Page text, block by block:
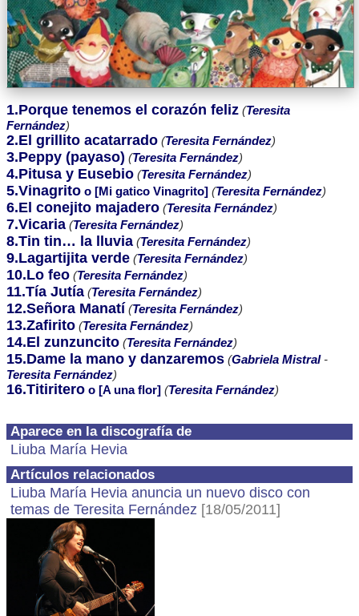
Aparece en la discografía de
Liuba María Hevia
Artículos relacionados
Liuba María Hevia anuncia un nuevo disco con
temas de Teresita Fernández [18/05/2011]
1.Porque tenemos el corazón feliz (Teresita
Fernández)
2.El grillito acatarrado (Teresita Fernández)
3.Peppy (payaso) (Teresita Fernández)
4.Pitusa y Eusebio (Teresita Fernández)
5.Vinagrito o [Mi gatico Vinagrito] (Teresita Fernández)
6.El conejito majadero (Teresita Fernández)
7.Vicaria (Teresita Fernández)
8.Tin tin… la lluvia (Teresita Fernández)
9.Lagartijita verde (Teresita Fernández)
10.Lo feo (Teresita Fernández)
11.Tía Jutía (Teresita Fernández)
12.Señora Manatí (Teresita Fernández)
13.Zafirito (Teresita Fernández)
14.El zunzuncito (Teresita Fernández)
15.Dame la mano y danzaremos (Gabriela Mistral-
Teresita Fernández)
16.Titiritero o [A una flor] (Teresita Fernández)